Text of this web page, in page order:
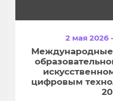
2 мая 2026
Международные
цифровым